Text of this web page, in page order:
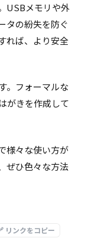
USBメモリや外
タの紛失を防ぐ
れば、より安全
。フォーマルな
がきを作成して
様々な使い方が
ぜひ色々な方法
リンクをコピー